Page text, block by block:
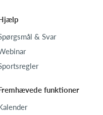
& Svar
funktioner